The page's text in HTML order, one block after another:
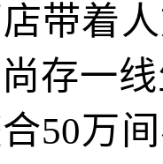
带着
存一
50万